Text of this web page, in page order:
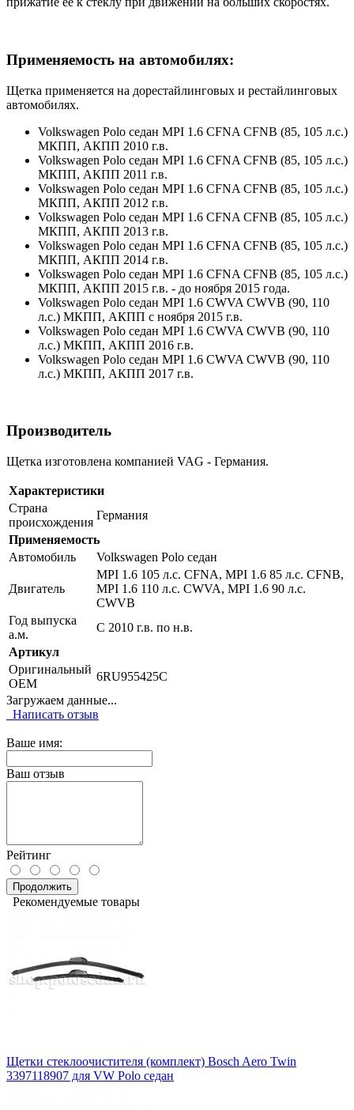
Применяемость на автомобилях:
Щетка применяется на дорестайлинговых и рестайлинговых
автомобилях.
Volkswagen Polo седан MPI 1.6 CFNA CFNB (85, 105 л.с.)
МКПП, АКПП 2010 г.в.
Volkswagen Polo седан MPI 1.6 CFNA CFNB (85, 105 л.с.)
МКПП, АКПП 2011 г.в.
Volkswagen Polo седан MPI 1.6 CFNA CFNB (85, 105 л.с.)
МКПП, АКПП 2012 г.в.
Volkswagen Polo седан MPI 1.6 CFNA CFNB (85, 105 л.с.)
МКПП, АКПП 2013 г.в.
Volkswagen Polo седан MPI 1.6 CFNA CFNB (85, 105 л.с.)
МКПП, АКПП 2014 г.в.
Volkswagen Polo седан MPI 1.6 CFNA CFNB (85, 105 л.с.)
МКПП, АКПП 2015 г.в. - до ноября 2015 года.
Volkswagen Polo седан MPI 1.6 CWVA CWVB (90, 110
л.с.) МКПП, АКПП с ноября 2015 г.в.
Volkswagen Polo седан MPI 1.6 CWVA CWVB (90, 110
л.с.) МКПП, АКПП 2016 г.в.
Volkswagen Polo седан MPI 1.6 CWVA CWVB (90, 110
л.с.) МКПП, АКПП 2017 г.в.
Производитель
Щетка изготовлена компанией VAG - Германия.
Характеристики
Страна
происхождения
Германия
Применяемость
Автомобиль
Volkswagen Polo седан
Двигатель
MPI 1.6 105 л.с. CFNA, MPI 1.6 85 л.с. CFNB,
MPI 1.6 110 л.с. CWVA, MPI 1.6 90 л.с.
CWVB
Год выпуска
а.м.
С 2010 г.в. по н.в.
Артикул
Оригинальный
OEM
6RU955425C
Загружаем данные...
Написать отзыв
Ваше имя:
Ваш отзыв
Рейтинг
Продолжить
Рекомендуемые товары
Щетки стеклоочистителя (комплект) Bosch Aero Twin
3397118907 для VW Polo седан